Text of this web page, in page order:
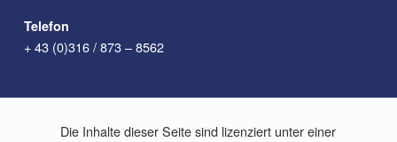
Telefon
+ 43 (0)316 / 873 – 8562
Die Inhalte dieser Seite sind lizenziert unter einer